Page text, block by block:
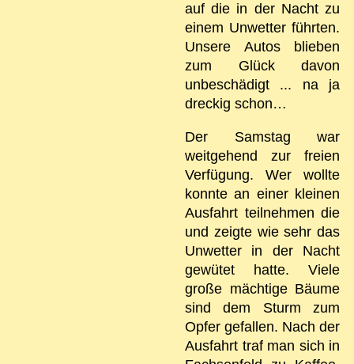
auf die in der Nacht zu
einem Unwetter führten.
Unsere Autos blieben
zum Glück davon
unbeschädigt ... na ja
dreckig schon…
Der Samstag war
weitgehend zur freien
Verfügung. Wer wollte
konnte an einer kleinen
Ausfahrt teilnehmen die
und zeigte wie sehr das
Unwetter in der Nacht
gewütet hatte. Viele
große mächtige Bäume
sind dem Sturm zum
Opfer gefallen. Nach der
Ausfahrt traf man sich in